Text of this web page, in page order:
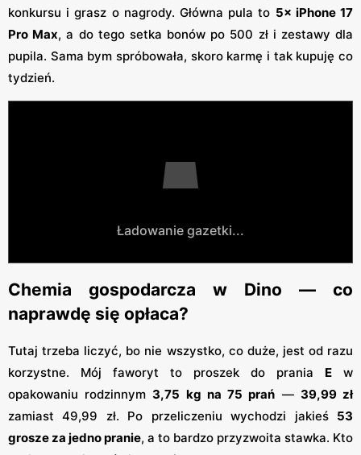
konkursu i grasz o nagrody. Główna pula to 5× iPhone 17
Pro Max, a do tego setka bonów po 500 zł i zestawy dla
pupila. Sama bym spróbowała, skoro karmę i tak kupuję co
tydzień.
Ładowanie gazetki...
Chemia gospodarcza w Dino — co
naprawdę się opłaca?
Tutaj trzeba liczyć, bo nie wszystko, co duże, jest od razu
korzystne. Mój faworyt to proszek do prania E w
opakowaniu rodzinnym3,75 kg na 75 prań — 39,99 zł
zamiast 49,99 zł. Po przeliczeniu wychodzi jakieś 53
grosze za jedno pranie, a to bardzo przyzwoita stawka. Kto